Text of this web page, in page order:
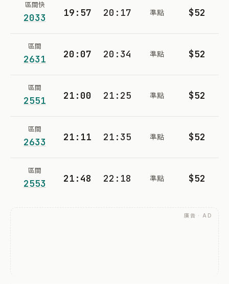
區間快
2033 19:57 20:17 準點 $52
區間
2631 20:07 20:34 準點 $52
區間
2551 21:00 21:25 準點 $52
區間
2633 21:11 21:35 準點 $52
區間
2553 21:48 22:18 準點 $52
廣告 · AD